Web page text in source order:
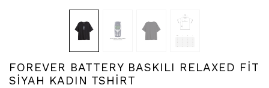
FOREVER BATTERY BASKILI RELAXED FİT
SİYAH KADIN TSHİRT